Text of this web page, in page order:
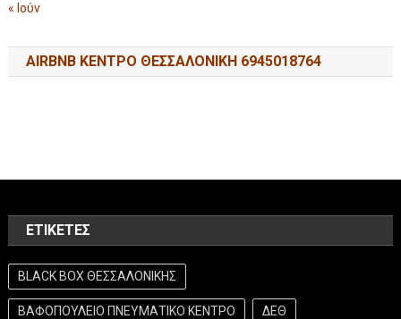
« Ιούν
AIRBNB ΚΕΝΤΡΟ ΘΕΣΣΑΛΟΝΙΚΗ 6945018764
ΕΤΙΚΈΤΕΣ
BLACK BOX ΘΕΣΣΑΛΟΝΙΚΗΣ
ΒΑΦΟΠΟΥΛΕΙΟ ΠΝΕΥΜΑΤΙΚΟ ΚΕΝΤΡΟ ΔΕΘ